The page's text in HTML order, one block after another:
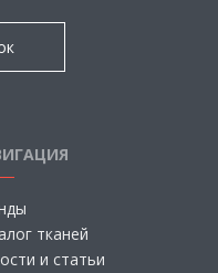
тканей
и статьи